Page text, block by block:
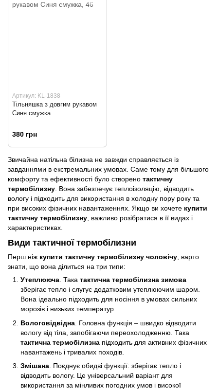
Артикул: KL-1838
Тільняшка з довгим рукавом
Синя смужка
380 грн
Звичайна натільна білизна не завжди справляється із
завданнями в екстремальних умовах. Саме тому для більшого
комфорту та ефективності було створено тактичну
термобілизну . Вона забезпечує теплоізоляцію, відводить
вологу і підходить для використання в холодну пору року та
при високих фізичних навантаженнях. Якщо ви хочете купити
тактичну термобілизну , важливо розібратися в її видах і
характеристиках.
Види тактичної термобілизни
Перш ніж купити тактичну термобілизну чоловічу, варто
знати, що вона ділиться на три типи:
Утеплююча. Така тактична термобілизна зимова
зберігає тепло і слугує додатковим утеплюючим шаром.
Вона ідеально підходить для носіння в умовах сильних
морозів і низьких температур.
Вологовідвідна . Головна функція – швидко відводити
вологу від тіла, запобігаючи переохолодженню. Така
тактична термобілизна підходить для активних фізичних
навантажень і тривалих походів.
Змішана . Поєднує обидві функції: зберігає тепло і
відводить вологу. Це універсальний варіант для
використання за мінливих погодних умов і високої